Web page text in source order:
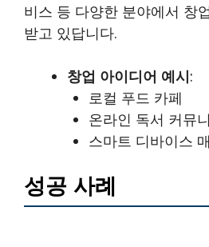
비스 등 다양한 분야에서 창
받고 있답니다.
창업 아이디어 예시:
로컬 푸드 카페
온라인 독서 커뮤
스마트 디바이스
성공 사례